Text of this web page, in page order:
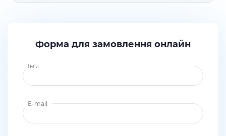
Форма для замовлення онлайн
Ім'я
E-mail